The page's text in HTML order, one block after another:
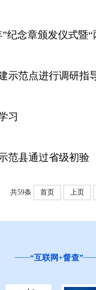
纪念章颁发仪式暨
示范点进行调研指
习
范县通过省级初验
共59条 首页 上页
南省营商环境投诉举报和
平台